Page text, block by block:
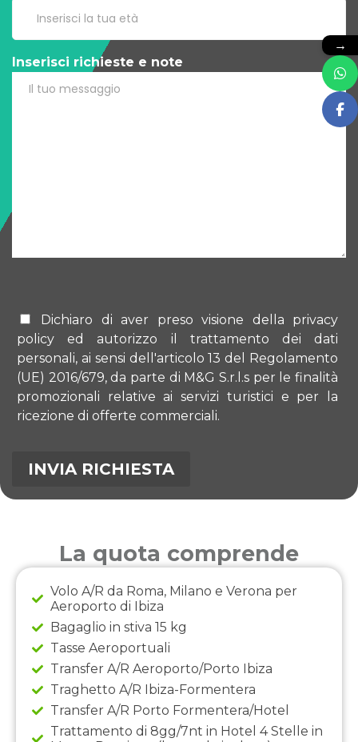
Inserisci richieste e note
Dichiaro di aver preso visione della privacy
policy ed autorizzo il trattamento dei dati
personali, ai sensi dell'articolo 13 del Regolamento
(UE) 2016/679, da parte di M&G S.r.l.s per le finalità
promozionali relative ai servizi turistici e per la
ricezione di offerte commerciali.
La quota comprende
Volo A/R da Roma, Milano e Verona per
Aeroporto di Ibiza
Bagaglio in stiva 15 kg
Tasse Aeroportuali
Transfer A/R Aeroporto/Porto Ibiza
Traghetto A/R Ibiza-Formentera
Transfer A/R Porto Formentera/Hotel
Trattamento di 8gg/7nt in Hotel 4 Stelle in
→